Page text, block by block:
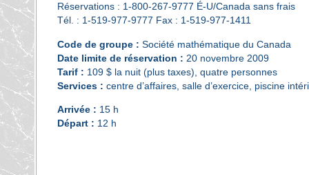
Réservations : 1-800-267-9777 É-U/Canada sans frais
Tél. : 1-519-977-9777 Fax : 1-519-977-1411
Code de groupe : Société mathématique du Canada
Date limite de réservation : 20 novembre 2009
Tarif : 109 $ la nuit (plus taxes), quatre personnes
Services : centre d’affaires, salle d’exercice, piscine
Arrivée : 15 h
Départ : 12 h